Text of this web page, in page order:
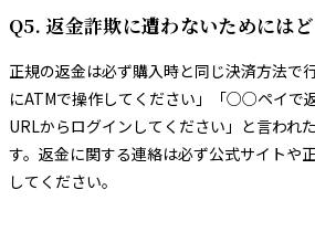
Q5. 返金詐欺に遭わないためには
正規の返金は必ず購入時と同じ決済方法で
にATMで操作してください」「○○ペイで
URLからログインしてください」と言われ
す。返金に関する連絡は必ず公式サイトや
してください。